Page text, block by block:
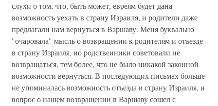
слухи о том, что, быть может, евреям будет дана
возможность уехать в страну Израиля, и родители даже
предлагали нам вернуться в Варшаву. Меня буквально
"очаровала" мысль о возвращении к родителям и отъезде
в страну Израиля, но родственники советовали не
возвращаться, тем более, что не было никакой законной
возможности вернуться. В последующих письмах больше
не упоминалась возможность отъезда в страну Израиля, и
вопрос о нашем возвращении в Варшаву сошел с